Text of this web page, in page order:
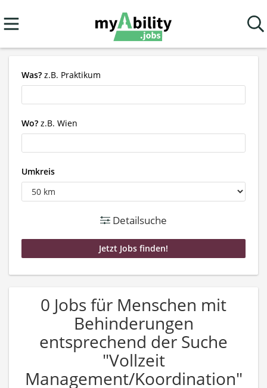
Was? z.B. Praktikum
Wo? z.B. Wien
Umkreis
Detailsuche
0 Jobs für Menschen mit
Behinderungen
entsprechend der Suche
"Vollzeit
Management/Koordination"